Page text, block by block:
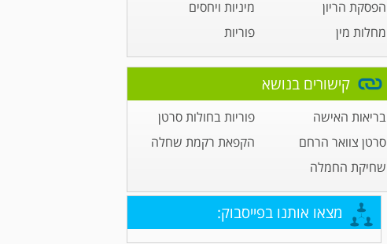
הפסקת הריון
מיניות ויחסים
מחלות מין
פוריות
קישורים בנושא
בריאות האישה
פוריות בחולות סרטן
סרטן צוואר הרחם
הקפאת רקמת שחלה
שחיקת החמלה
מצאו אותנו בפייסבוק: